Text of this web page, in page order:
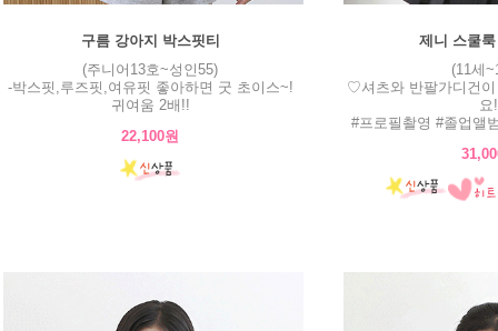
구름 강아지 박스핏티
(주니어13호~성인55)
-박스핏,루즈핏,여유핏 좋아하면 굿 초이스~!
귀여움 2배!!
22,100원
제니 스쿨
(11세
♡셔츠와 반팔가디건
요
#프로필촬영 #졸업앨